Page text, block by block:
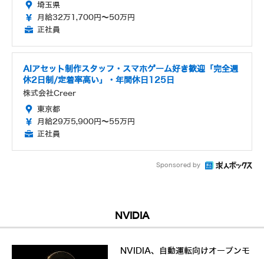
埼玉県
月給32万1,700円～50万円
正社員
AIアセット制作スタッフ・スマホゲーム好き歓迎「完全週
休2日制/定着率高い」・年間休日125日
株式会社Creer
東京都
月給29万5,900円～55万円
正社員
Sponsored by
NVIDIA
NVIDIA、自動運転向けオープンモ